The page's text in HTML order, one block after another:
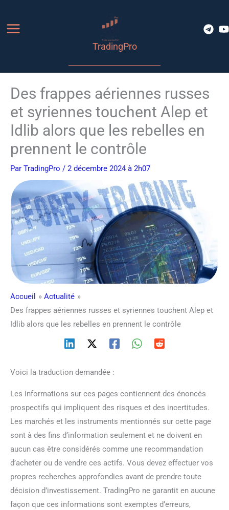
contenu
TradingPro
Des frappes aériennes russes
et syriennes touchent Alep et
Idlib alors que les rebelles en
prennent le contrôle
Par TradingPro / 2 décembre 2024 à 2h07
Accueil
Actualité
Des frappes aériennes russes et syriennes touchent Alep et
Idlib alors que les rebelles en prennent le contrôle
Voici la traduction demandée :
Les informations sur ces pages contiennent des énoncés
prospectifs qui impliquent des risques et des incertitudes.
Les marchés et les instruments mentionnés sur cette page
sont à des fins d’information seulement et ne doivent en
aucun cas être considérés comme une recommandation
d’acheter ou de vendre ces actifs. Vous devez effectuer vos
propres recherches approfondies avant de prendre toute
décision d’investissement. TradingPro ne garantit en aucune
façon que ces informations sont exemptes d’erreurs,